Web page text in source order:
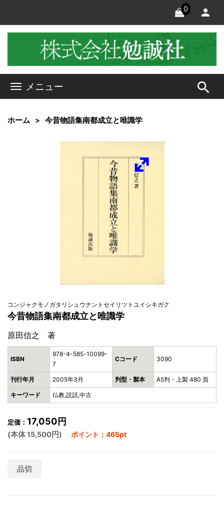
0
メニュー search
ホーム 今昔物語集南都成立と唯識学
コンジャクモノガタリシュウナントセイリツトユイシキガク
今昔物語集南都成立と唯識学
原田信之 著
ISBN
978-4-585-10099-
7
Cコード 3090
刊行年月 2005年3月 判型・製本 A5判・上製 480 頁
キーワード 仏教,説話,中古
定価： 17,050円
(本体 15,500円) ポイント：465pt
品切